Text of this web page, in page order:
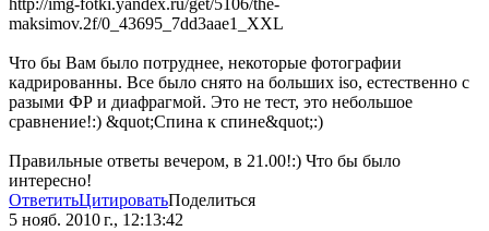
http://img-fotki.yandex.ru/get/5106/the-
maksimov.2f/0_43695_7dd3aae1_XXL
Что бы Вам было потруднее, некоторые фотографии
кадрированны. Все было снято на больших iso, естественно с
разыми ФР и диафрагмой. Это не тест, это небольшое
сравнение!:) &quot;Спина к спине&quot;:)
Правильные ответы вечером, в 21.00!:) Что бы было
интересно!
ОтветитьЦитироватьПоделиться
5 нояб. 2010 г., 12:13:42